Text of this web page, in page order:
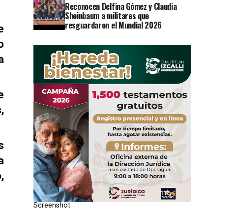
Reconocen Delfina Gómez y Claudia
Sheinbaum a militares que
resguardaron el Mundial 2026
Screenshot